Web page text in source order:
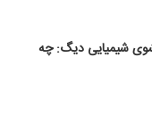
شیمیایی دیگ: چه